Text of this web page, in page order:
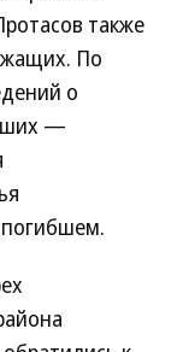
также
По
о
—